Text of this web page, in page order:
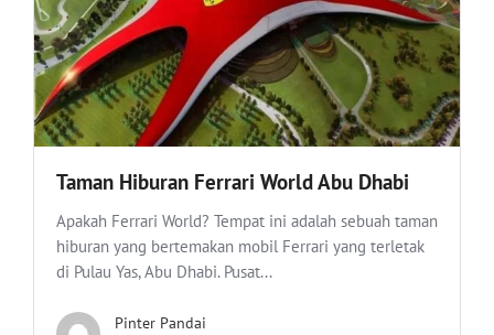
Taman Hiburan Ferrari World Abu Dhabi
Apakah Ferrari World? Tempat ini adalah sebuah taman
hiburan yang bertemakan mobil Ferrari yang terletak
di Pulau Yas, Abu Dhabi. Pusat...
Pinter Pandai